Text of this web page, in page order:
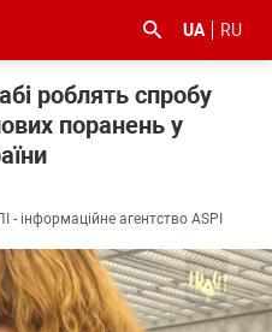
UA RU
роблять спробу
поранень у
- інформаційне агентство ASPI
#Київ #коронавірус